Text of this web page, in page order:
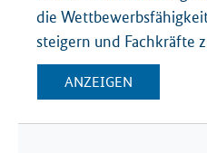
die
steigern und Fachkräfte
ANZEIGEN